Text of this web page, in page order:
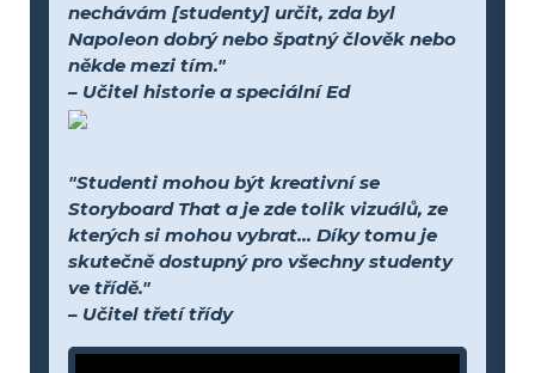
nechávám [studenty] určit, zda byl
Napoleon dobrý nebo špatný člověk nebo
někde mezi tím."
– Učitel historie a speciální Ed
"Studenti mohou být kreativní se
Storyboard That a je zde tolik vizuálů, ze
kterých si mohou vybrat... Díky tomu je
skutečně dostupný pro všechny studenty
ve třídě."
– Učitel třetí třídy